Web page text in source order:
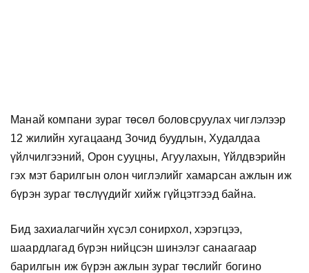
Манай компани зураг төсөл боловсруулах чиглэлээр
12 жилийн хугацаанд Зочид буудлын, Худалдаа
үйлчилгээний, Орон сууцны, Агуулахын, Үйлдвэрийн
гэх мэт барилгын олон чиглэлийг хамарсан ажлын иж
бүрэн зураг төслүүдийг хийж гүйцэтгээд байна.
Бид захиалагчийн хүсэл сонирхол, хэрэгцээ,
шаардлагад бүрэн нийцсэн шинэлэг санаагаар
барилгын иж бүрэн ажлын зураг төслийг богино